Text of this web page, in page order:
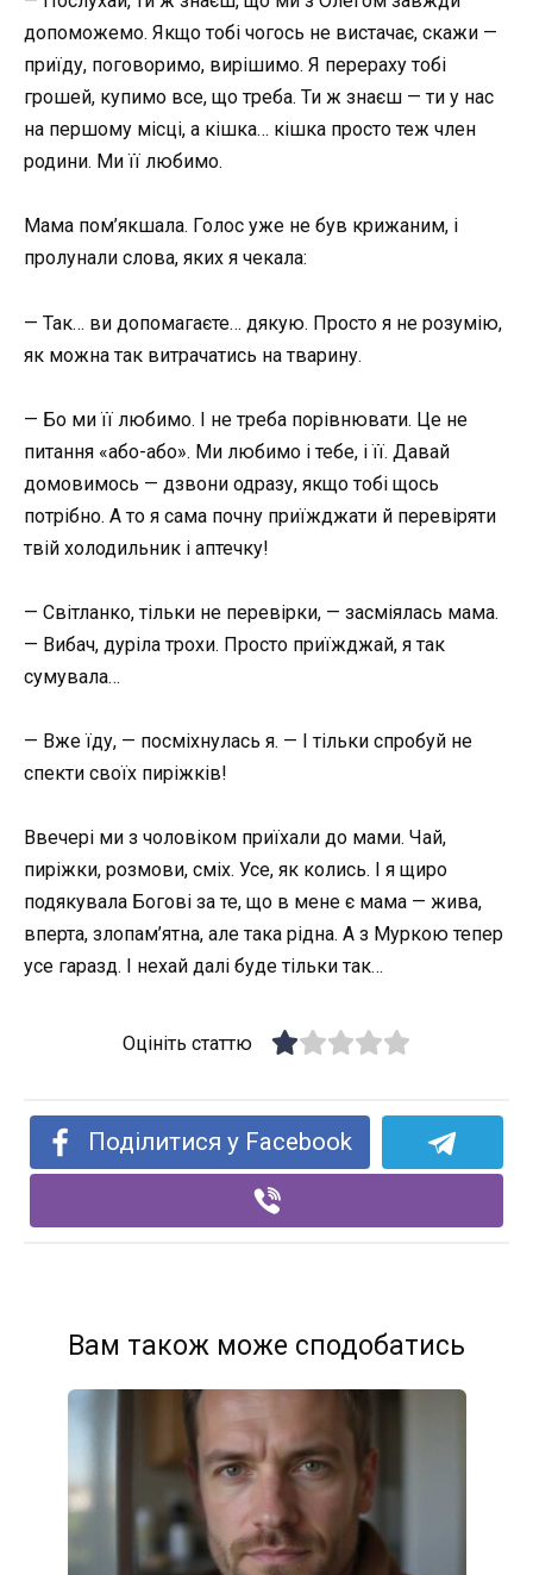
допоможемо. Якщо тобі чогось не вистачає, скажи —
приїду, поговоримо, вирішимо. Я перераху тобі
грошей, купимо все, що треба. Ти ж знаєш — ти у нас
на першому місці, а кішка… кішка просто теж член
родини. Ми її любимо.
Мама пом’якшала. Голос уже не був крижаним, і
пролунали слова, яких я чекала:
— Так… ви допомагаєте… дякую. Просто я не розумію,
як можна так витрачатись на тварину.
— Бо ми її любимо. І не треба порівнювати. Це не
питання «або-або». Ми любимо і тебе, і її. Давай
домовимось — дзвони одразу, якщо тобі щось
потрібно. А то я сама почну приїжджати й перевіряти
твій холодильник і аптечку!
— Світланко, тільки не перевірки, — засміялась мама.
— Вибач, дуріла трохи. Просто приїжджай, я так
сумувала…
— Вже їду, — посміхнулась я. — І тільки спробуй не
спекти своїх пиріжків!
Ввечері ми з чоловіком приїхали до мами. Чай,
пиріжки, розмови, сміх. Усе, як колись. І я щиро
подякувала Богові за те, що в мене є мама — жива,
вперта, злопам’ятна, але така рідна. А з Муркою тепер
усе гаразд. І нехай далі буде тільки так…
Оцініть статтю
Поділитися у Facebook
Вам також може сподобатись